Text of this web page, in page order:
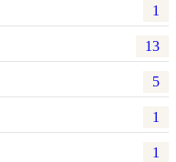
1
13
5
1
1